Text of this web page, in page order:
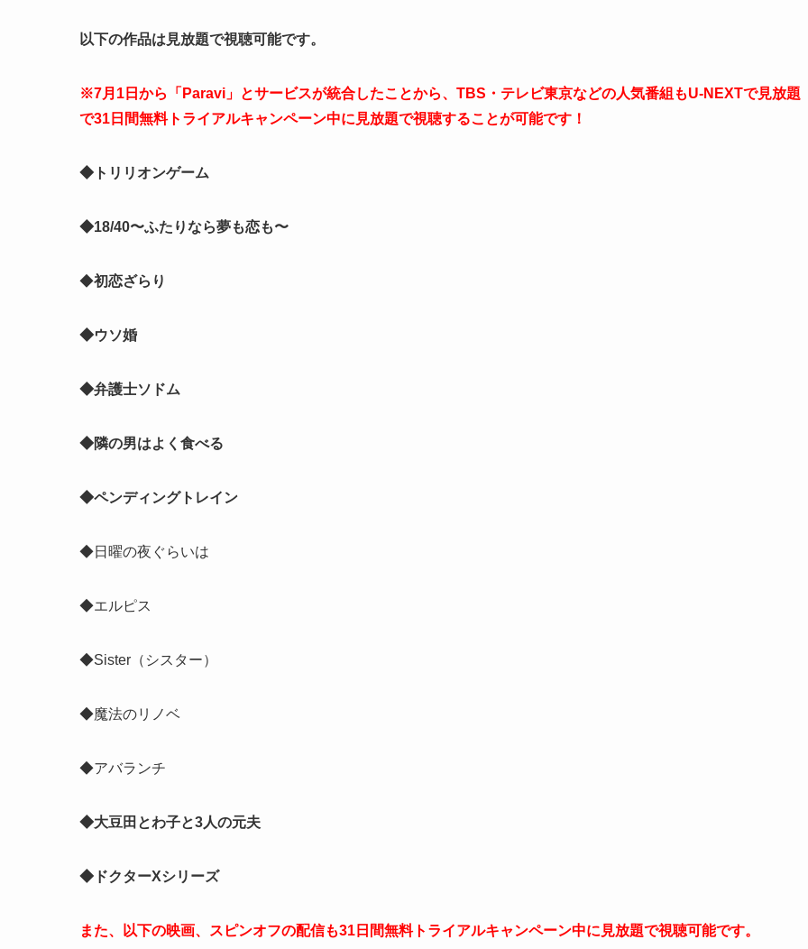
以下の作品は見放題で視聴可能です。
※7月1日から「Paravi」とサービスが統合したことから、TBS・テレビ東京などの人気番組もU-NEXTで見放題
で31日間無料トライアルキャンペーン中に見放題で視聴することが可能です！
◆トリリオンゲーム
◆18/40〜ふたりなら夢も恋も〜
◆初恋ざらり
◆ウソ婚
◆弁護士ソドム
◆隣の男はよく食べる
◆ペンディングトレイン
◆日曜の夜ぐらいは
◆エルピス
◆Sister（シスター）
◆魔法のリノベ
◆アバランチ
◆大豆田とわ子と3人の元夫
◆ドクターXシリーズ
また、以下の映画、スピンオフの配信も31日間無料トライアルキャンペーン中に見放題で視聴可能です。